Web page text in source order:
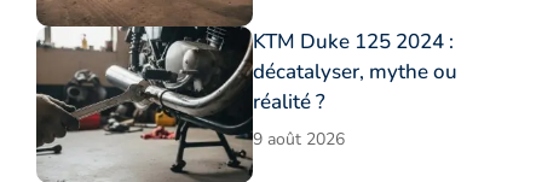
KTM Duke 125 2024 :
décatalyser, mythe ou
réalité ?
9 août 2026